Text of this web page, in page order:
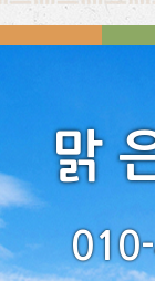
맑